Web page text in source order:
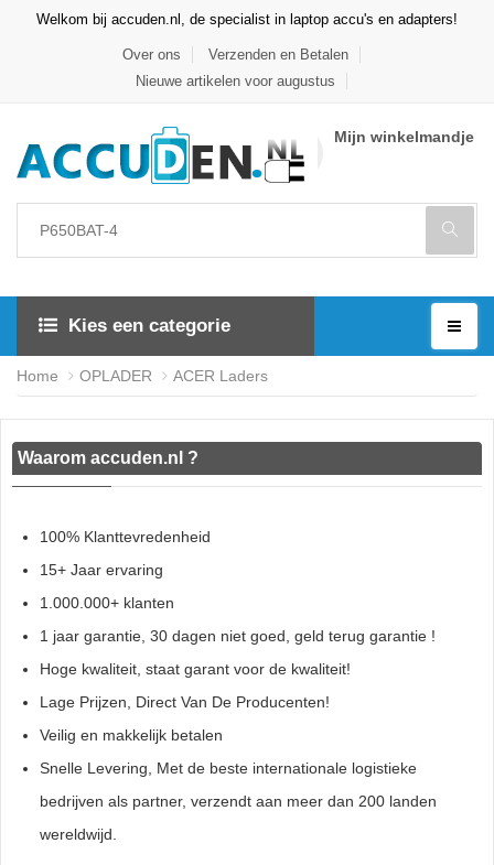
Welkom bij accuden.nl, de specialist in laptop accu's en adapters!
Over ons
Verzenden en Betalen
Nieuwe artikelen voor augustus
Mijn winkelmandje
Kies een categorie
Home OPLADER ACER Laders
Waarom accuden.nl ?
100% Klanttevredenheid
15+ Jaar ervaring
1.000.000+ klanten
1 jaar garantie, 30 dagen niet goed, geld terug garantie !
Hoge kwaliteit, staat garant voor de kwaliteit!
Lage Prijzen, Direct Van De Producenten!
Veilig en makkelijk betalen
Snelle Levering, Met de beste internationale logistieke
bedrijven als partner, verzendt aan meer dan 200 landen
wereldwijd.